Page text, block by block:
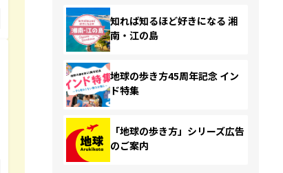
知れば知るほど好きになる 湘
南・江の島
地球の歩き方45周年記念 イン
ド特集
「地球の歩き方」シリーズ広告
のご案内